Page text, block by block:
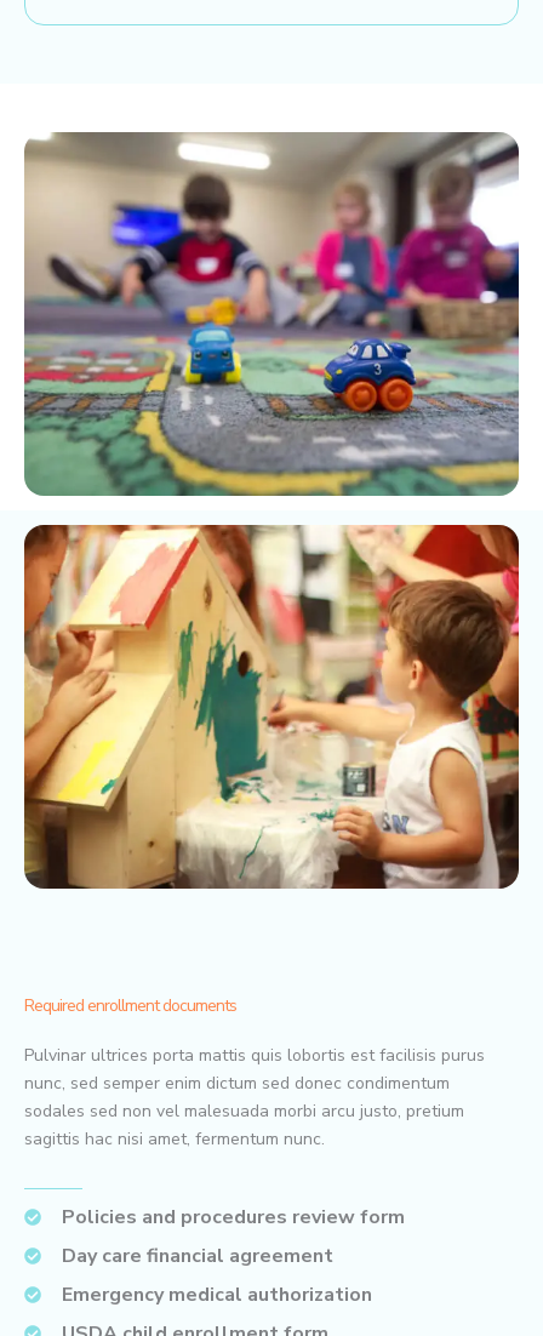
Required enrollment documents
Pulvinar ultrices porta mattis quis lobortis est facilisis purus
nunc, sed semper enim dictum sed donec condimentum
sodales sed non vel malesuada morbi arcu justo, pretium
sagittis hac nisi amet, fermentum nunc.
Policies and procedures review form
Day care financial agreement
Emergency medical authorization